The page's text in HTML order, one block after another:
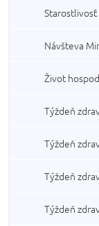
Starostlivosť
Návšteva
Život
Týždeň
Týždeň
Týždeň
Týždeň